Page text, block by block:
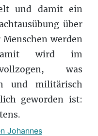
und damit ein
über
werden
wird im
was
und militärisch
geworden ist:
Johannes